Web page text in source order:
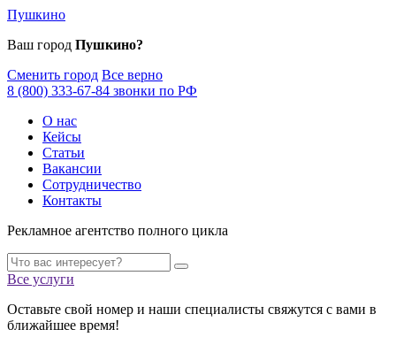
Пушкино
Ваш город Пушкино?
Сменить город Все верно
8 (800) 333-67-84 звонки по РФ
О нас
Кейсы
Статьи
Вакансии
Сотрудничество
Контакты
Рекламное агентство полного цикла
Все услуги
Оставьте свой номер и наши специалисты свяжутся с вами в
ближайшее время!